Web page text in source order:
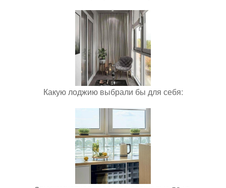
Какую лоджию выбрали бы для себя: